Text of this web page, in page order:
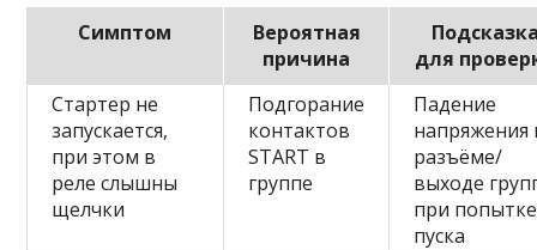
Симптом
Вероятная
причина
для
Стартер не
запускается,
при этом в
реле слышны
щелчки
Подгорание
контактов
START в
группе
Падение
напряжения
разъёме/
выходе
при попытке
пуска